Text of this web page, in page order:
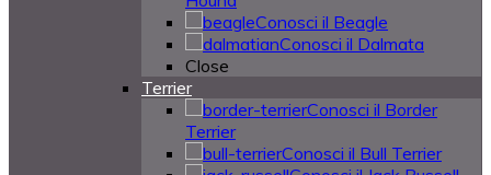
Conosci il Beagle
Conosci il Dalmata
Close
Terrier
Conosci il Border
Terrier
Conosci il Bull Terrier